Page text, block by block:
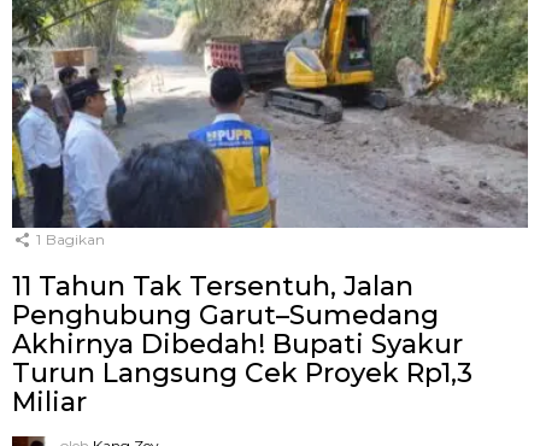
1 Bagikan
11 Tahun Tak Tersentuh, Jalan
Penghubung Garut–Sumedang
Akhirnya Dibedah! Bupati Syakur
Turun Langsung Cek Proyek Rp1,3
Miliar